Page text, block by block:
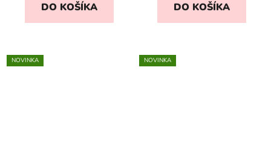
DO KOŠÍKA DO KOŠÍKA
NOVINKA NOVINKA